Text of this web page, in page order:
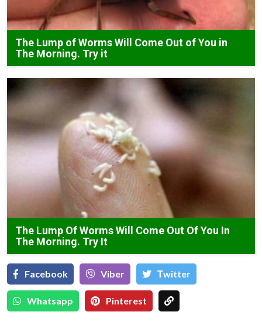
The Lump of Worms Will Come Out of You in
The Morning. Try it
The Lump Of Worms Will Come Out Of You In
The Morning. Try It
Facebook Viber Тwitter
Whatsapp Pinterest